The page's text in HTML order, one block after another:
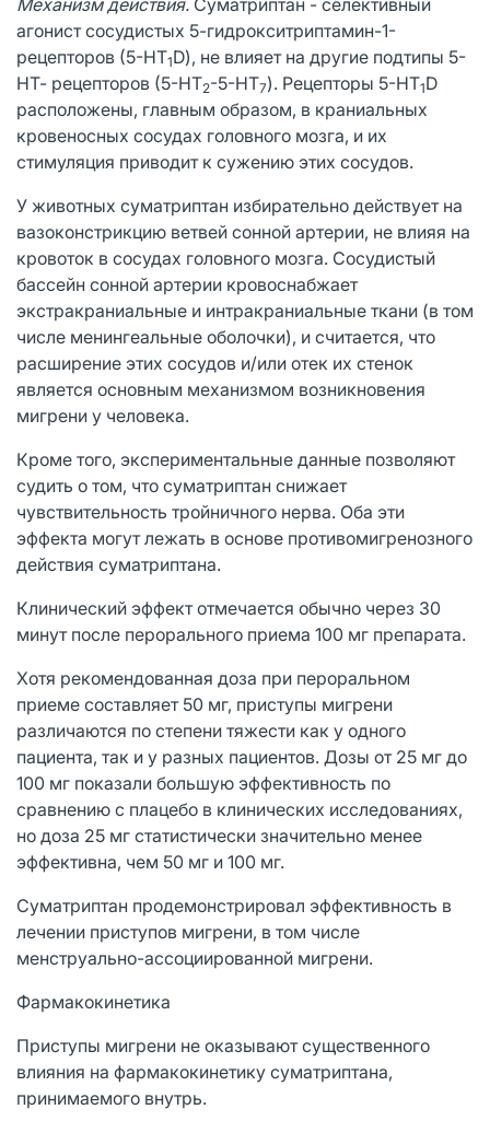
агонист сосудистых 5-гидрокситриптамин-1-
рецепторов (5-HT1D), не влияет на другие подтипы 5-
НТ- рецепторов (5-НТ2-5-НТ7). Рецепторы 5-HT1D
расположены, главным образом, в краниальных
кровеносных сосудах головного мозга, и их
стимуляция приводит к сужению этих сосудов.
У животных суматриптан избирательно действует на
вазоконстрикцию ветвей сонной артерии, не влияя на
кровоток в сосудах головного мозга. Сосудистый
бассейн сонной артерии кровоснабжает
экстракраниальные и интракраниальные ткани (в том
числе менингеальные оболочки), и считается, что
расширение этих сосудов и/или отек их стенок
является основным механизмом возникновения
мигрени у человека.
Кроме того, экспериментальные данные позволяют
судить о том, что суматриптан снижает
чувствительность тройничного нерва. Оба эти
эффекта могут лежать в основе противомигренозного
действия суматриптана.
Клинический эффект отмечается обычно через 30
минут после перорального приема 100 мг препарата.
Хотя рекомендованная доза при пероральном
приеме составляет 50 мг, приступы мигрени
различаются по степени тяжести как у одного
пациента, так и у разных пациентов. Дозы от 25 мг до
100 мг показали большую эффективность по
сравнению с плацебо в клинических исследованиях,
но доза 25 мг статистически значительно менее
эффективна, чем 50 мг и 100 мг.
Суматриптан продемонстрировал эффективность в
лечении приступов мигрени, в том числе
менструально-ассоциированной мигрени.
Фармакокинетика
Приступы мигрени не оказывают существенного
влияния на фармакокинетику суматриптана,
принимаемого внутрь.